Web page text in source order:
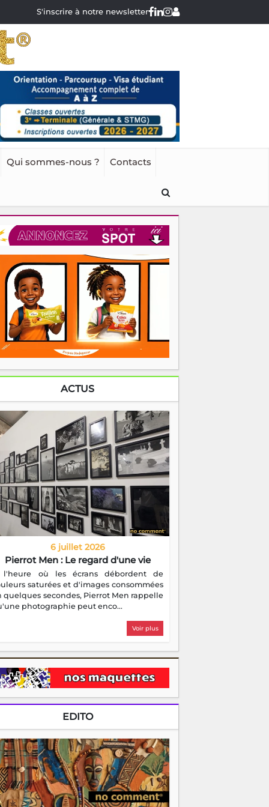
S'inscrire à notre newsletter
Qui sommes-nous ? Contacts
ACTUS
6 juillet 2026
Pierrot Men : Le regard d'une vie
l'heure où les écrans débordent de
saturées et d'images consommées
quelques secondes, Pierrot Men rappelle
photographie peut enco...
Voir plus
EDITO